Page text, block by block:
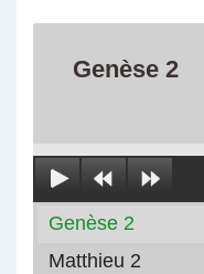
Genèse 2
Genèse 2
Matthieu 2